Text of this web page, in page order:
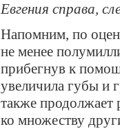
Евгения справа,
Напомним, по
не менее
прибегнув к
увеличила губы и
также продолжает
ко множеству